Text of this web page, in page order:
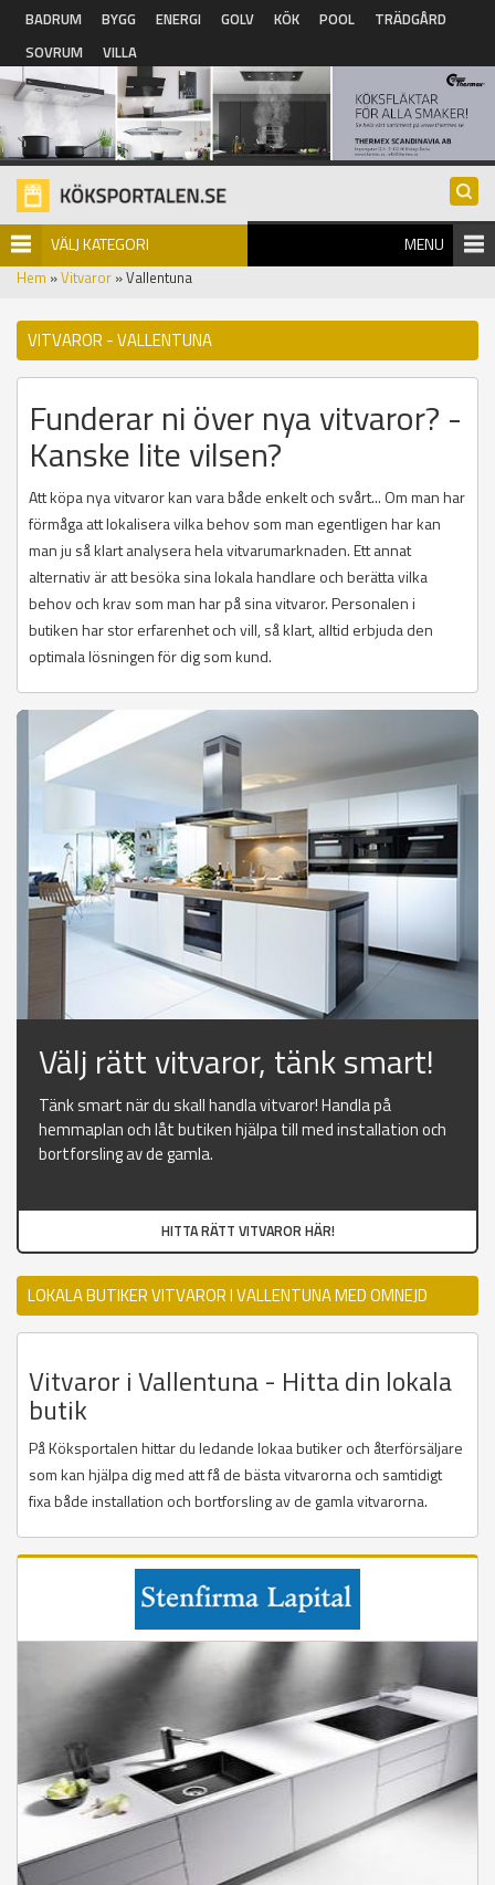
Hoppa till huvudinnehåll
BADRUM BYGG ENERGI GOLV KÖK POOL
TRÄDGÅRD
SOVRUM
VILLA
VÄLJ KATEGORI MENU
Hem »Vitvaror » Vallentuna
VITVAROR - VALLENTUNA
Funderar ni över nya vitvaror? -
Kanske lite vilsen?
Att köpa nya vitvaror kan vara både enkelt och svårt... Om man har
förmåga att lokalisera vilka behov som man egentligen har kan
man ju så klart analysera hela vitvarumarknaden. Ett annat
alternativ är att besöka sina lokala handlare och berätta vilka
behov och krav som man har på sina vitvaror. Personalen i
butiken har stor erfarenhet och vill, så klart, alltid erbjuda den
optimala lösningen för dig som kund.
Välj rätt vitvaror, tänk smart!
Tänk smart när du skall handla vitvaror! Handla på
hemmaplan och låt butiken hjälpa till med installation och
bortforsling av de gamla.
HITTA RÄTT VITVAROR HÄR!
LOKALA BUTIKER VITVAROR I VALLENTUNA MED OMNEJD
Vitvaror i Vallentuna - Hitta din lokala
butik
På Köksportalen hittar du ledande lokaa butiker och återförsäljare
som kan hjälpa dig med att få de bästa vitvarorna och samtidigt
fixa både installation och bortforsling av de gamla vitvarorna.